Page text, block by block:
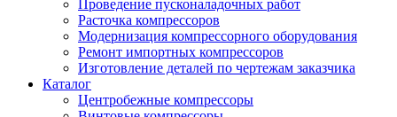
Проведение пусконаладочных работ
Расточка компрессоров
Модернизация компрессорного оборудования
Ремонт импортных компрессоров
Изготовление деталей по чертежам заказчика
Каталог
Центробежные компрессоры